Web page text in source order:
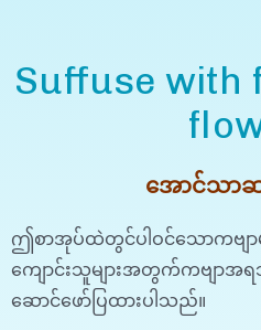
Suffuse with
အောင်သာ
ဤစာအုပ်ထဲတွင်ပါဝင်သောကဗျာမ
ကျောင်းသူများအတွက်ကဗျာအ
ဆောင်ဖော်ပြထားပါသည်။